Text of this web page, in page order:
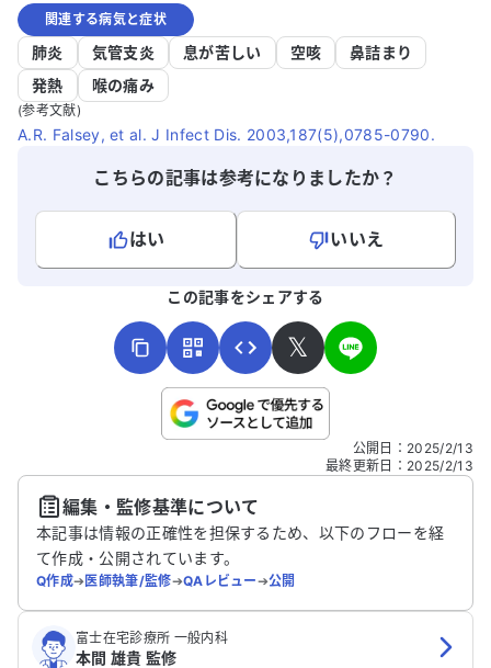
関連する病気と症状
肺炎 気管支炎 息が苦しい 空咳
鼻詰まり
発熱
喉の痛み
(参考文献)
A.R. Falsey, et al. J Infect Dis. 2003,187(5),0785-0790.
こちらの記事は参考になりましたか？
はい
いいえ
こちらは送信専用のフォームです。氏名やご自身の病気の詳細な
送信する
この記事をシェアする
𝕏
公開日 ： 2025/2/13
最終更新日 ： 2025/2/13
編集・監修基準について
本記事は情報の正確性を担保するため、以下のフローを経
て作成・公開されています。
Q作成➔医師執筆/監修➔QAレビュー➔公開
富士在宅診療所 一般内科
本間 雄貴 監修